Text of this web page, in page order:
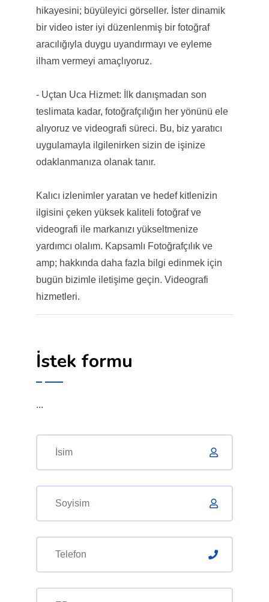
hikayesini; büyüleyici görseller. İster dinamik
bir video ister iyi düzenlenmiş bir fotoğraf
aracılığıyla duygu uyandırmayı ve eyleme
ilham vermeyi amaçlıyoruz.
- Uçtan Uca Hizmet: İlk danışmadan son
teslimata kadar, fotoğrafçılığın her yönünü ele
alıyoruz ve videografi süreci. Bu, biz yaratıcı
uygulamayla ilgilenirken sizin de işinize
odaklanmanıza olanak tanır.
Kalıcı izlenimler yaratan ve hedef kitlenizin
ilgisini çeken yüksek kaliteli fotoğraf ve
videografi ile markanızı yükseltmenize
yardımcı olalım. Kapsamlı Fotoğrafçılık ve
amp; hakkında daha fazla bilgi edinmek için
bugün bizimle iletişime geçin. Videografi
hizmetleri.
İstek formu
...